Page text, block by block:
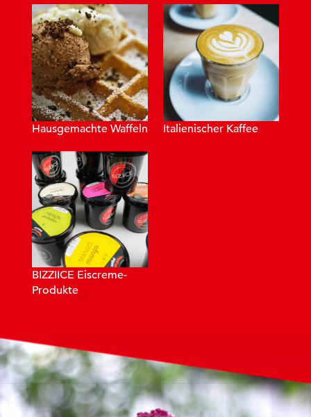
Hausgemachte Waffeln Italienischer Kaffee
BIZZIICE Eiscreme-
Produkte